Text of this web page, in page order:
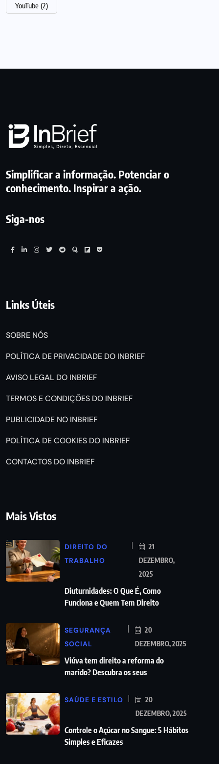
YouTube (2)
Simplificar a informação. Potenciar o
conhecimento. Inspirar a ação.
Siga-nos
Links Úteis
SOBRE NÓS
POLÍTICA DE PRIVACIDADE DO INBRIEF
AVISO LEGAL DO INBRIEF
TERMOS E CONDIÇÕES DO INBRIEF
PUBLICIDADE NO INBRIEF
POLÍTICA DE COOKIES DO INBRIEF
CONTACTOS DO INBRIEF
Mais Vistos
DIREITO DO
TRABALHO
21
DEZEMBRO,
2025
Diuturnidades: O Que É, Como
Funciona e Quem Tem Direito
SEGURANÇA
SOCIAL
20
DEZEMBRO, 2025
Viúva tem direito a reforma do
marido? Descubra os seus
SAÚDE E ESTILO
20
DEZEMBRO, 2025
Controle o Açúcar no Sangue: 5 Hábitos
Simples e Eficazes